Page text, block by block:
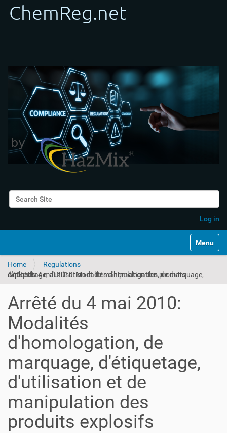
Search Site
Log in
Toggle
Home
Regulations
Arrêté du 4 mai 2010: Modalités d'homologation, de marquage, d'étiquetage, d'utilisation et de manipulation des produits explosifs
Arrêté du 4 mai 2010:
Modalités
d'homologation, de
marquage, d'étiquetage,
d'utilisation et de
manipulation des
produits explosifs